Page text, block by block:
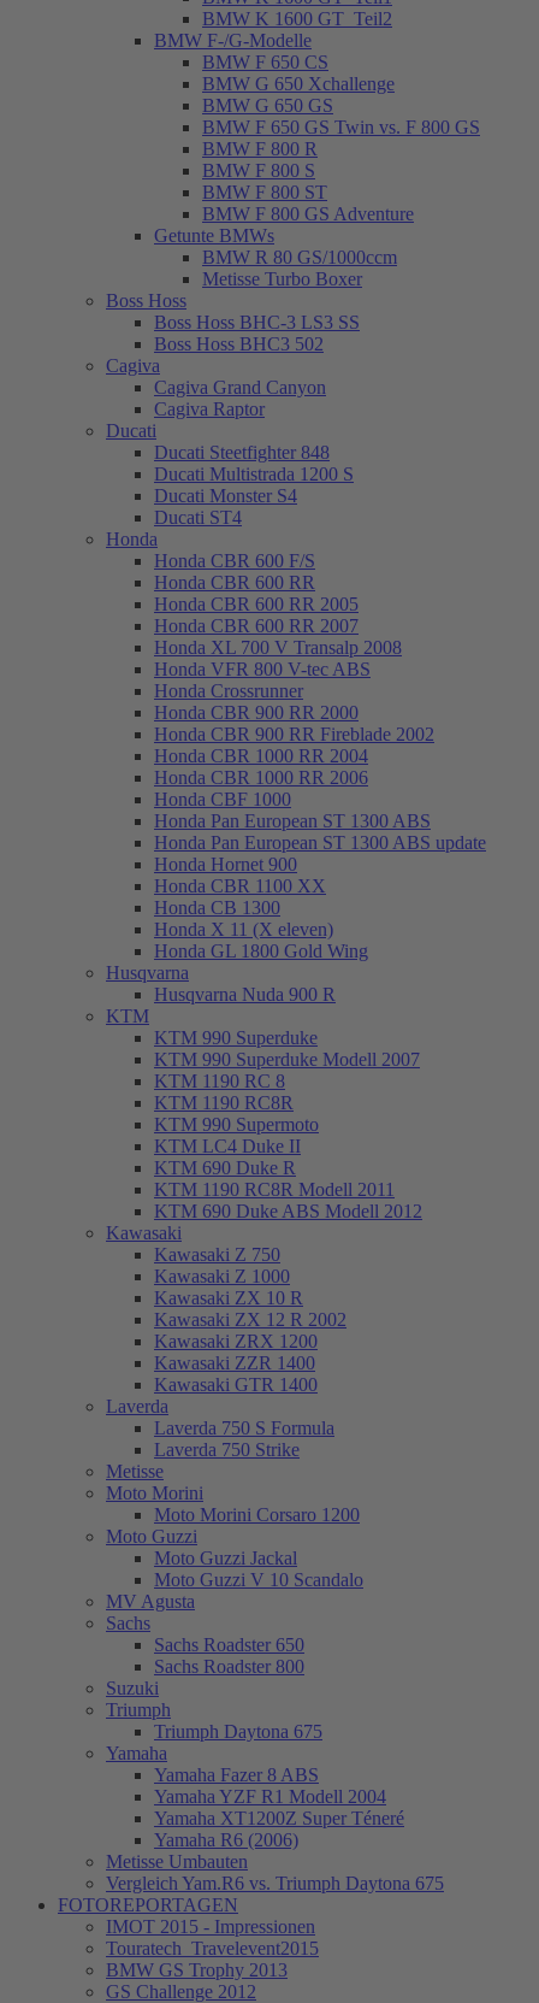
BMW K 1600 GT_Teil2
BMW F-/G-Modelle
BMW F 650 CS
BMW G 650 Xchallenge
BMW G 650 GS
BMW F 650 GS Twin vs. F 800 GS
BMW F 800 R
BMW F 800 S
BMW F 800 ST
BMW F 800 GS Adventure
Getunte BMWs
BMW R 80 GS/1000ccm
Metisse Turbo Boxer
Boss Hoss
Boss Hoss BHC-3 LS3 SS
Boss Hoss BHC3 502
Cagiva
Cagiva Grand Canyon
Cagiva Raptor
Ducati
Ducati Steetfighter 848
Ducati Multistrada 1200 S
Ducati Monster S4
Ducati ST4
Honda
Honda CBR 600 F/S
Honda CBR 600 RR
Honda CBR 600 RR 2005
Honda CBR 600 RR 2007
Honda XL 700 V Transalp 2008
Honda VFR 800 V-tec ABS
Honda Crossrunner
Honda CBR 900 RR 2000
Honda CBR 900 RR Fireblade 2002
Honda CBR 1000 RR 2004
Honda CBR 1000 RR 2006
Honda CBF 1000
Honda Pan European ST 1300 ABS
Honda Pan European ST 1300 ABS update
Honda Hornet 900
Honda CBR 1100 XX
Honda CB 1300
Honda X 11 (X eleven)
Honda GL 1800 Gold Wing
Husqvarna
Husqvarna Nuda 900 R
KTM
KTM 990 Superduke
KTM 990 Superduke Modell 2007
KTM 1190 RC 8
KTM 1190 RC8R
KTM 990 Supermoto
KTM LC4 Duke II
KTM 690 Duke R
KTM 1190 RC8R Modell 2011
KTM 690 Duke ABS Modell 2012
Kawasaki
Kawasaki Z 750
Kawasaki Z 1000
Kawasaki ZX 10 R
Kawasaki ZX 12 R 2002
Kawasaki ZRX 1200
Kawasaki ZZR 1400
Kawasaki GTR 1400
Laverda
Laverda 750 S Formula
Laverda 750 Strike
Metisse
Moto Morini
Moto Morini Corsaro 1200
Moto Guzzi
Moto Guzzi Jackal
Moto Guzzi V 10 Scandalo
MV Agusta
Sachs
Sachs Roadster 650
Sachs Roadster 800
Suzuki
Triumph
Triumph Daytona 675
Yamaha
Yamaha Fazer 8 ABS
Yamaha YZF R1 Modell 2004
Yamaha XT1200Z Super Téneré
Yamaha R6 (2006)
Metisse Umbauten
Vergleich Yam.R6 vs. Triumph Daytona 675
FOTOREPORTAGEN
IMOT 2015 - Impressionen
Touratech_Travelevent2015
BMW GS Trophy 2013
GS Challenge 2012